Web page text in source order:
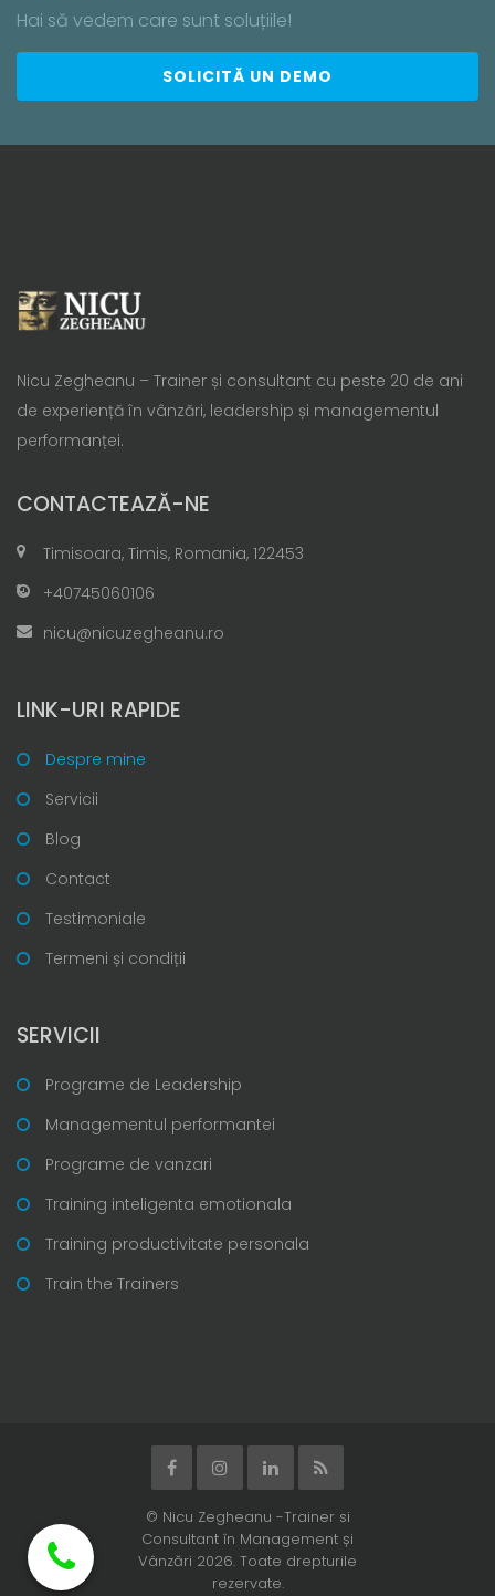
Hai să vedem care sunt soluțiile!
SOLICITĂ UN DEMO
Nicu Zegheanu – Trainer și consultant cu peste 20 de ani
de experiență în vânzări, leadership și managementul
performanței.
CONTACTEAZĂ-NE
Timisoara, Timis, Romania, 122453
+40745060106
nicu@nicuzegheanu.ro
LINK-URI RAPIDE
Despre mine
Servicii
Blog
Contact
Testimoniale
Termeni și condiții
SERVICII
Programe de Leadership
Managementul performantei
Programe de vanzari
Training inteligenta emotionala
Training productivitate personala
Train the Trainers
© Nicu Zegheanu -Trainer si
Consultant în Management și
Vânzări 2026. Toate drepturile
rezervate.